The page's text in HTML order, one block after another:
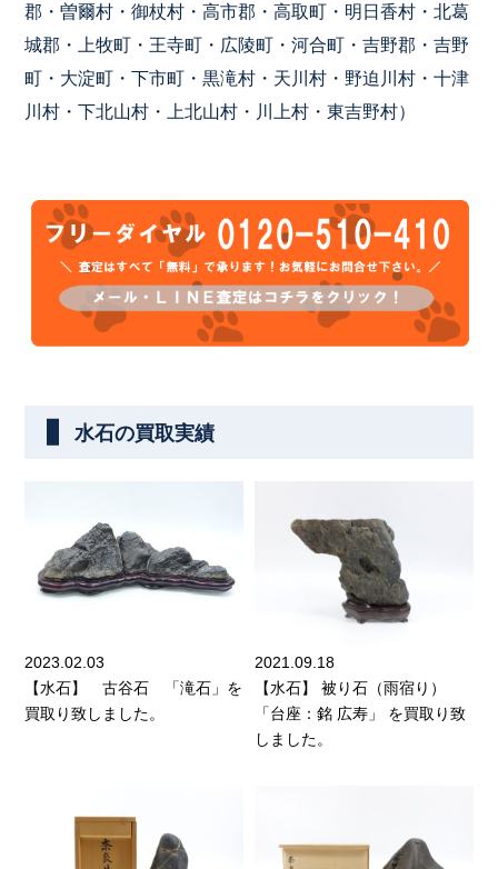
郡・曽爾村・御杖村・高市郡・高取町・明日香村・北葛
城郡・上牧町・王寺町・広陵町・河合町・吉野郡・吉野
町・大淀町・下市町・黒滝村・天川村・野迫川村・十津
川村・下北山村・上北山村・川上村・東吉野村）
水石の買取実績
2023.02.03
【水石】 古谷石 「滝石」を
買取り致しました。
2021.09.18
【水石】 被り石（雨宿り）
「台座：銘 広寿」 を買取り致
しました。